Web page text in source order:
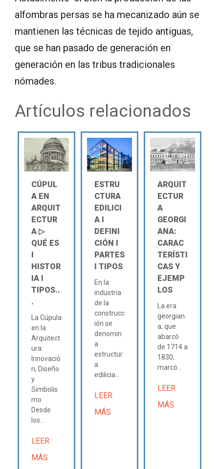
alfombras persas se ha mecanizado aún se
mantienen las técnicas de tejido antiguas,
que se han pasado de generación en
generación en las tribus tradicionales
nómades.
Artículos relacionados
CÚPUL
A EN
ARQUIT
ECTUR
A ▷
QUÉ ES
Ι
HISTOR
IA Ι
TIPOS..
.
La Cúpula
en la
Arquitect
ura:
Innovació
n, Diseño
y
Simbolis
mo
Desde
los...
LEER
MÁS
ESTRU
CTURA
EDILICI
A Ι
DEFINI
CIÓN Ι
PARTES
Ι TIPOS
En la
industria
de la
construcc
ión se
denomin
a
estructur
a
edilicia...
LEER
MÁS
ARQUIT
ECTUR
A
GEORGI
ANA:
CARAC
TERÍSTI
CAS Y
EJEMP
LOS
La era
georgian
a, que
abarcó
de 1714 a
1830,
marcó...
LEER
MÁS